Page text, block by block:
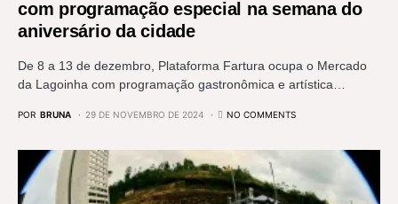
com programação especial na semana do
aniversário da cidade
De 8 a 13 de dezembro, Plataforma Fartura ocupa o Mercado
da Lagoinha com programação gastronômica e artística…
POR BRUNA 29 DE NOVEMBRO DE 2024 NO COMMENTS